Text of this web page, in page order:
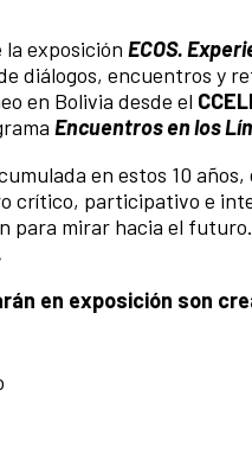
exposición ECOS.
diálogos, encuentros y
en Bolivia desde el
Encuentros en los
en estos 10 años,
crítico, participativo e
para mirar hacia el
en exposición son